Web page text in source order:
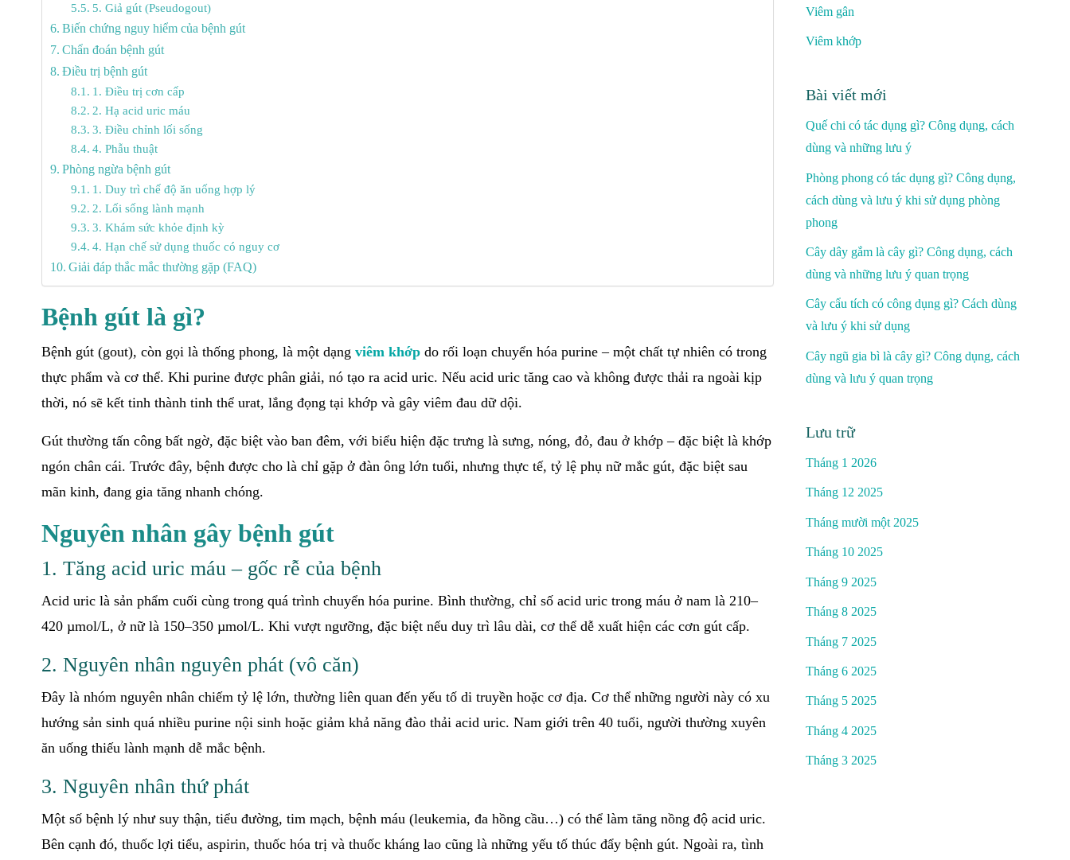
5. Giả gút (Pseudogout)
Biến chứng nguy hiểm của bệnh gút
Chẩn đoán bệnh gút
Điều trị bệnh gút
1. Điều trị cơn cấp
2. Hạ acid uric máu
3. Điều chỉnh lối sống
4. Phẫu thuật
Phòng ngừa bệnh gút
1. Duy trì chế độ ăn uống hợp lý
2. Lối sống lành mạnh
3. Khám sức khỏe định kỳ
4. Hạn chế sử dụng thuốc có nguy cơ
Giải đáp thắc mắc thường gặp (FAQ)
Bệnh gút là gì?
Bệnh gút (gout), còn gọi là thống phong, là một dạng viêm khớp do rối loạn chuyển hóa purine – một chất tự nhiên có trong
thực phẩm và cơ thể. Khi purine được phân giải, nó tạo ra acid uric. Nếu acid uric tăng cao và không được thải ra ngoài kịp
thời, nó sẽ kết tinh thành tinh thể urat, lắng đọng tại khớp và gây viêm đau dữ dội.
Gút thường tấn công bất ngờ, đặc biệt vào ban đêm, với biểu hiện đặc trưng là sưng, nóng, đỏ, đau ở khớp – đặc biệt là khớp
ngón chân cái. Trước đây, bệnh được cho là chỉ gặp ở đàn ông lớn tuổi, nhưng thực tế, tỷ lệ phụ nữ mắc gút, đặc biệt sau
mãn kinh, đang gia tăng nhanh chóng.
Nguyên nhân gây bệnh gút
1. Tăng acid uric máu – gốc rễ của bệnh
Acid uric là sản phẩm cuối cùng trong quá trình chuyển hóa purine. Bình thường, chỉ số acid uric trong máu ở nam là 210–
420 µmol/L, ở nữ là 150–350 µmol/L. Khi vượt ngưỡng, đặc biệt nếu duy trì lâu dài, cơ thể dễ xuất hiện các cơn gút cấp.
2. Nguyên nhân nguyên phát (vô căn)
Đây là nhóm nguyên nhân chiếm tỷ lệ lớn, thường liên quan đến yếu tố di truyền hoặc cơ địa. Cơ thể những người này có xu
hướng sản sinh quá nhiều purine nội sinh hoặc giảm khả năng đào thải acid uric. Nam giới trên 40 tuổi, người thường xuyên
ăn uống thiếu lành mạnh dễ mắc bệnh.
3. Nguyên nhân thứ phát
Một số bệnh lý như suy thận, tiểu đường, tim mạch, bệnh máu (leukemia, đa hồng cầu…) có thể làm tăng nồng độ acid uric.
Bên cạnh đó, thuốc lợi tiểu, aspirin, thuốc hóa trị và thuốc kháng lao cũng là những yếu tố thúc đẩy bệnh gút. Ngoài ra, tình
Viêm gân
Viêm khớp
Bài viết mới
Quế chi có tác dụng gì? Công dụng, cách
dùng và những lưu ý
Phòng phong có tác dụng gì? Công dụng,
cách dùng và lưu ý khi sử dụng phòng
phong
Cây dây gắm là cây gì? Công dụng, cách
dùng và những lưu ý quan trọng
Cây cẩu tích có công dụng gì? Cách dùng
và lưu ý khi sử dụng
Cây ngũ gia bì là cây gì? Công dụng, cách
dùng và lưu ý quan trọng
Lưu trữ
Tháng 1 2026
Tháng 12 2025
Tháng mười một 2025
Tháng 10 2025
Tháng 9 2025
Tháng 8 2025
Tháng 7 2025
Tháng 6 2025
Tháng 5 2025
Tháng 4 2025
Tháng 3 2025